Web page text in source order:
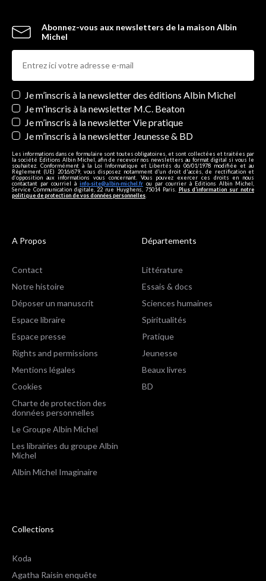
Abonnez-vous aux newsletters de la maison Albin
Michel
Newsletters
Je m’inscris à la newsletter des éditions Albin Michel
Je m'inscris à la newsletter M.C. Beaton
Je m’inscris à la newsletter Vie pratique
Je m’inscris à la newsletter Jeunesse & BD
Les informations dans ce formulaire sont toutes obligatoires, et sont collectées et traitées par
la société Editions Albin Michel, afin de recevoir nos newsletters au format digital si vous le
souhaitez. Conformément à la Loi Informatique et Libertés du 06/01/1978 modifiée et au
Règlement (UE) 2016/679, vous disposez notamment d'un droit d'accès, de rectification et
d’opposition aux informations vous concernant. Vous pouvez exercer ces droits en nous
contactant par courriel à info-site@albin-michel.fr ou par courrier à Editions Albin Michel,
Service Communication digitale, 22 rue Huyghens, 75014 Paris. Plus d’information sur notre
politique de protection de vos données personnelles
A Propos
Contact
Notre histoire
Déposer un manuscrit
Espace libraire
Espace presse
Rights and permissions
Mentions légales
Cookies
Charte de protection des
données personnelles
Le Groupe Albin Michel
Les librairies du groupe Albin
Michel
Albin Michel Imaginaire
Départements
Littérature
Essais & docs
Sciences humaines
Spiritualités
Pratique
Jeunesse
Beaux livres
BD
Collections
Koda
Agatha Raisin enquête